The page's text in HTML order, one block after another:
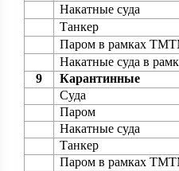
Накатные суда
Танкер
Паром в рамках
Накатные суда в
9
Карантинные
Суда
Паром
Накатные суда
Танкер
Паром в рамках